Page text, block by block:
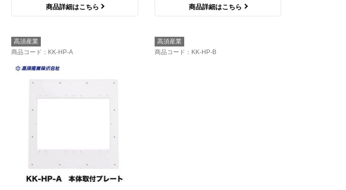
商品詳細はこちら 商品詳細はこちら
高須産業
商品コード ：KK-HP-A
高須産業
商品コード ：KK-HP-B